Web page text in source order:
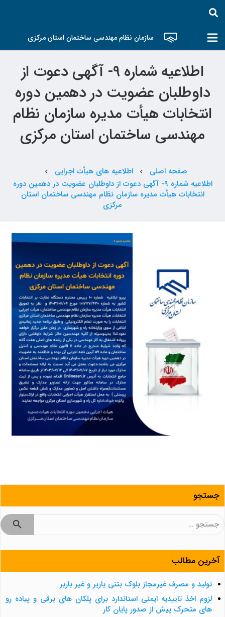
سازمان نظام مهندسی ساختمان استان مرکزی
اطلاعیه شماره ۹- آگهی دعوت از
داوطلبان عضویت در دهمین دوره
انتخابات هیأت مدیره سازمان نظام
مهندسی ساختمان استان مرکزی
صفحه اصلی chevron_left اطلاعیه های هیأت اجرایی chevron_left
اطلاعیه شماره ۹- آگهی دعوت از داوطلبان عضویت در دهمین دوره
انتخابات هیأت مدیره سازمان نظام مهندسی ساختمان استان
مرکزی
جستجو
جستجو
آخرین مطالب
تولید و مصرف غیرمجاز بلوک بتنی باربر و غیر باربر
لزوم اخذ تاییدیه ایمنی استاندارد برای پلکان های برقی و پیاده رو
های متحرک پیش از صدور پایان کار